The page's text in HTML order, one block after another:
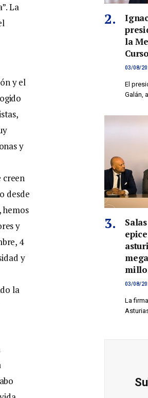
La
y el
y
creen
desde
hemos
y
4
y
la
la
03/08/
El
Galán,
03/08/
La